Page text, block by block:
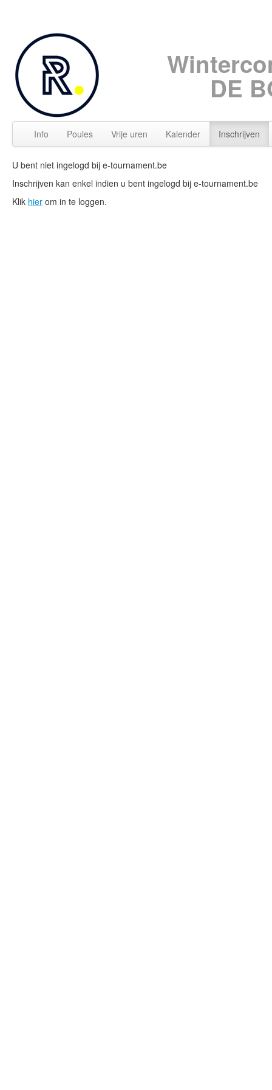
DE
Info Poules Vrije uren Kalender Inschrijven
U bent niet ingelogd bij e-tournament.be
Inschrijven kan enkel indien u bent ingelogd bij e-tournament.be
Klik hier om in te loggen.